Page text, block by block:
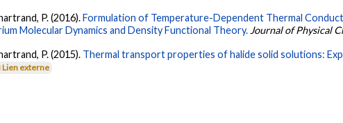
P. (2016).Formulation of Temperature-Dependent Thermal
Molecular Dynamics and Density Functional Theory. Journal of Physical
P. (2015). Thermal transport properties of halide solid solutions:
Lien externe